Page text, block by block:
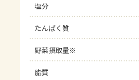
塩分
たんぱく質
野菜摂取量※
脂質